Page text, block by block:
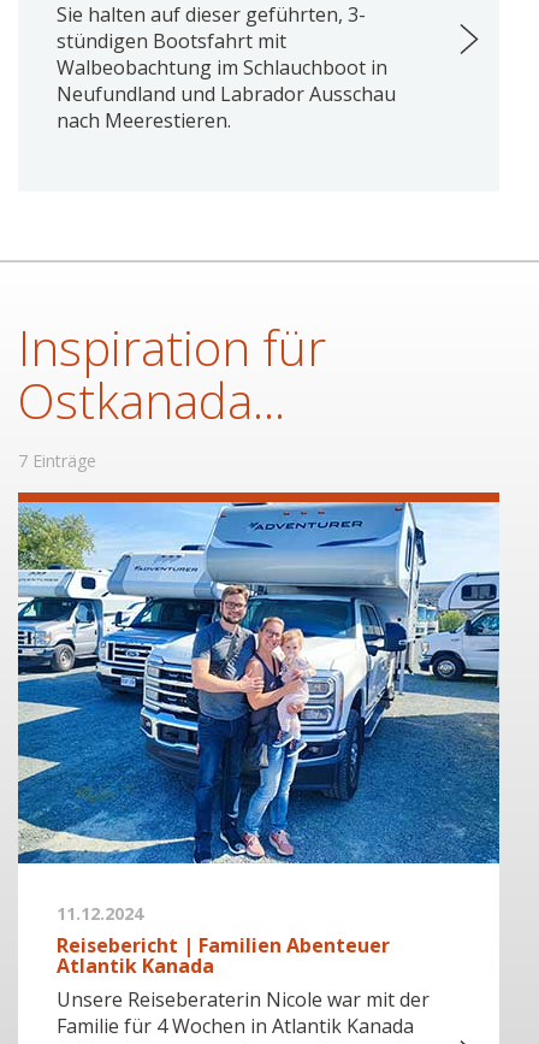
Sie halten auf dieser geführten, 3-
stündigen Bootsfahrt mit
Walbeobachtung im Schlauchboot in
Neufundland und Labrador Ausschau
nach Meerestieren.
Inspiration für
Ostkanada...
7 Einträge
11.12.2024
Reisebericht | Familien Abenteuer
Atlantik Kanada
Unsere Reiseberaterin Nicole war mit der
Familie für 4 Wochen in Atlantik Kanada